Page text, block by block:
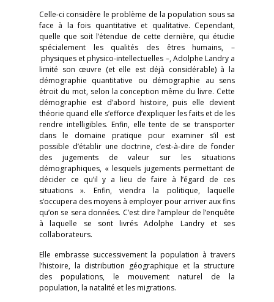
Celle-ci considère le problème de la population sous sa
face à la fois quantitative et qualitative. Cependant,
quelle que soit l’étendue de cette dernière, qui étudie
spécialement les qualités des êtres humains, –
physiques et physico-intellectuelles –, Adolphe Landry a
limité son œuvre (et elle est déjà considérable) à la
démographie quantitative ou démographie au sens
étroit du mot, selon la conception même du livre. Cette
démographie est d’abord histoire, puis elle devient
théorie quand elle s’efforce d’expliquer les faits et de les
rendre intelligibles. Enfin, elle tente de se transporter
dans le domaine pratique pour examiner s’il est
possible d’établir une doctrine, c’est-à-dire de fonder
des jugements de valeur sur les situations
démographiques, « lesquels jugements permettant de
décider ce qu’il y a lieu de faire à l’égard de ces
situations ». Enfin, viendra la politique, laquelle
s’occupera des moyens à employer pour arriver aux fins
qu’on se sera données. C’est dire l’ampleur de l’enquête
à laquelle se sont livrés Adolphe Landry et ses
collaborateurs.
Elle embrasse successivement la population à travers
l’histoire, la distribution géographique et la structure
des populations, le mouvement naturel de la
population, la natalité et les migrations.